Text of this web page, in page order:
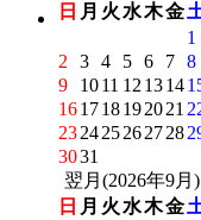
日 月 火 水木金
1
2
3 4 5 6 7 8
9
1011 12 1314
161718192021
232425262728
3031
翌月(2026年9月)
日 月 火 水木金